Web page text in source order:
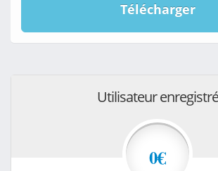
Télécharger
Utilisateur enregistré
0€